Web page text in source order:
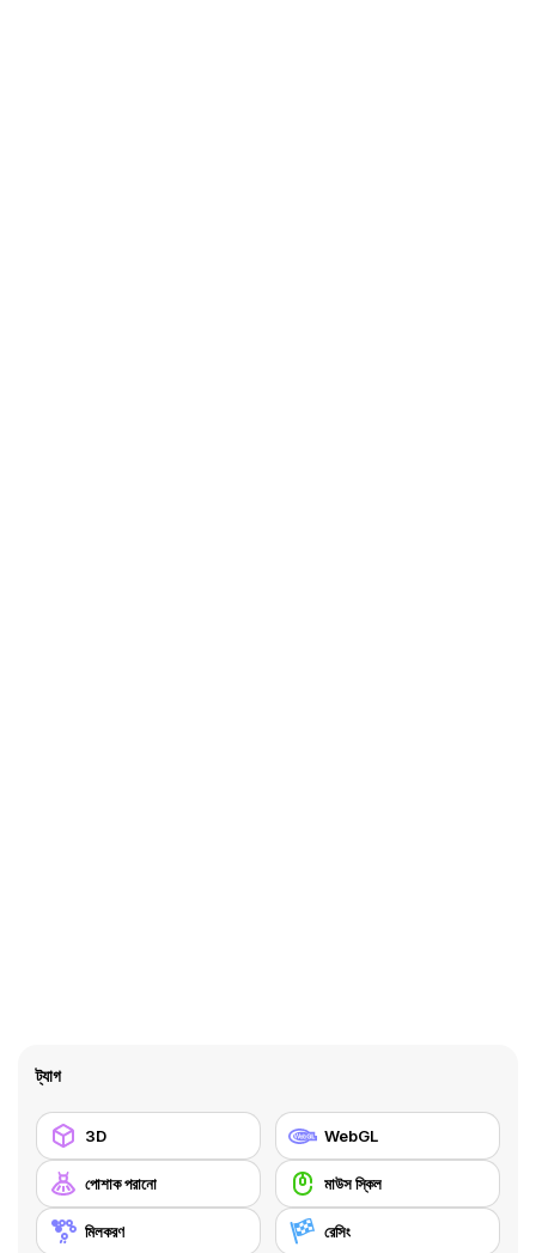
ট্যাগ
3D WebGL
পোশাক পরানো মাউস স্কিল
মিলকরণ রেসিং